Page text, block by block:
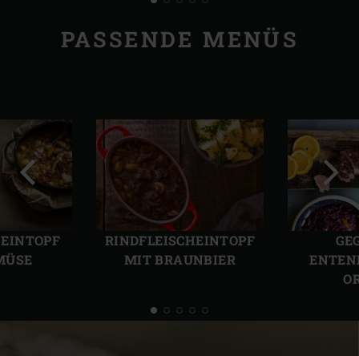
PASSENDE MENÜS
RINDFLEISCHEIN­TOPF
MIT BRAUNBIER
Vorherige
Folie